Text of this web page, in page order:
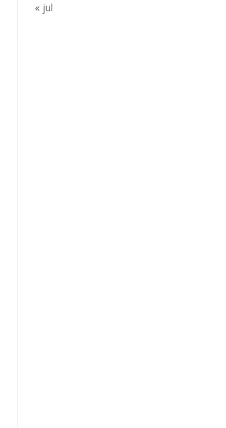
« jul